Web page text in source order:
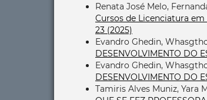
Renata José Melo,
Cursos de Licenciatura
23 (2025)
Evandro Ghedin,
DESENVOLVIMENTO DO
Evandro Ghedin,
DESENVOLVIMENTO DO
Tamiris Alves Muniz, Yara